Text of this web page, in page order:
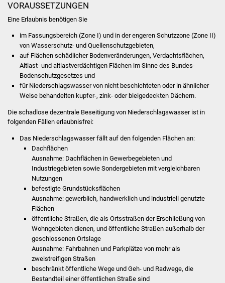
Presse
Bürger & Service
Dienstleistungen
Bürgerinfos
Bildung
Schulen
Kolping-Musikschule
VORAUSSETZUNGEN
Eine Erlaubnis benötigen Sie
im Fassungsbereich (Zone I) und in der engeren Schutzzone (Zone II)
von Wasserschutz- und Quellenschutzgebieten,
auf Flächen schädlicher Bodenveränderungen, Verdachtsflächen,
Altlast- und altlastverdächtigen Flächen im Sinne des Bundes-
Bodenschutzgesetzes und
für Niederschlagswasser von nicht beschichteten oder in ähnlicher
Weise behandelten kupfer-, zink- oder bleigedeckten Dächern.
Die schadlose dezentrale Beseitigung von Niederschlagswasser ist in
folgenden Fällen erlaubnisfrei:
Das Niederschlagswasser fällt auf den folgenden Flächen an:
Dachflächen
Ausnahme: Dachflächen inGewerbegebieten und
Industriegebieten sowie Sondergebieten mit vergleichbaren
Nutzungen
befestigte Grundstücksflächen
Ausnahme: gewerblich, handwerklich und industriell genutzte
Flächen
öffentliche Straßen, die als Ortsstraßen der Erschließung von
Wohngebieten dienen, und öffentliche Straßen außerhalb der
geschlossenen Ortslage
Ausnahme: Fahrbahnen und Parkplätze von mehr als
zweistreifigen Straßen
beschränkt öffentliche Wege und Geh- und Radwege, die
Bestandteil einer öffentlichen Straße sind